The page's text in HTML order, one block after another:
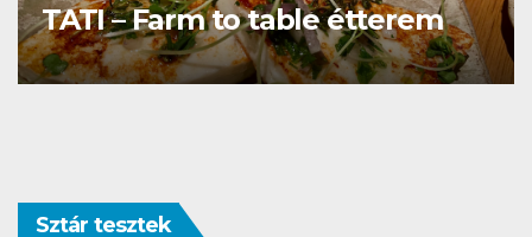
La Villa Étterem és Pizzéria
Sztár tesztek